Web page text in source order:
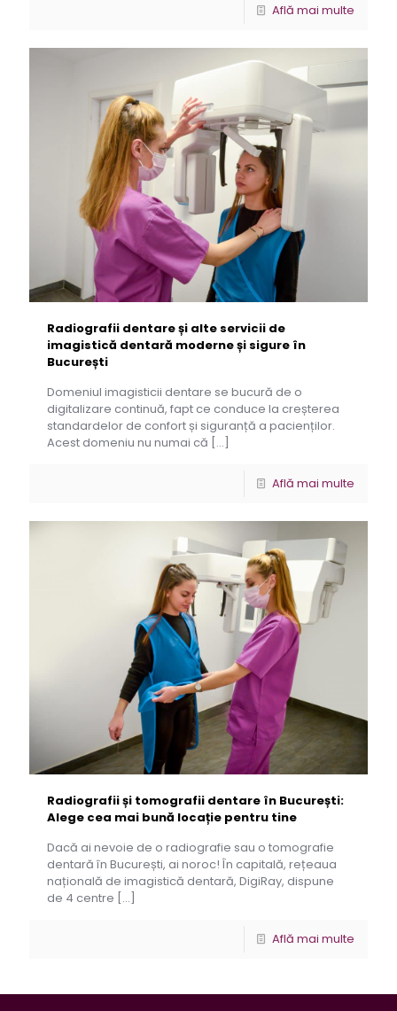
Află mai multe
Radiografii dentare și alte servicii de
imagistică dentară moderne și sigure în
București
Domeniul imagisticii dentare se bucură de o
digitalizare continuă, fapt ce conduce la creșterea
standardelor de confort și siguranță a pacienților.
Acest domeniu nu numai că […]
Află mai multe
Radiografii și tomografii dentare în București:
Alege cea mai bună locație pentru tine
Dacă ai nevoie de o radiografie sau o tomografie
dentară în București, ai noroc! În capitală, rețeaua
națională de imagistică dentară, DigiRay, dispune
de 4 centre […]
Află mai multe